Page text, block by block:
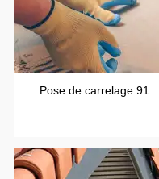
Pose de carrelage 91